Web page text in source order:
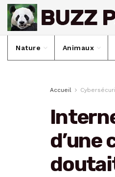
Nature Animaux
Accueil
d’une